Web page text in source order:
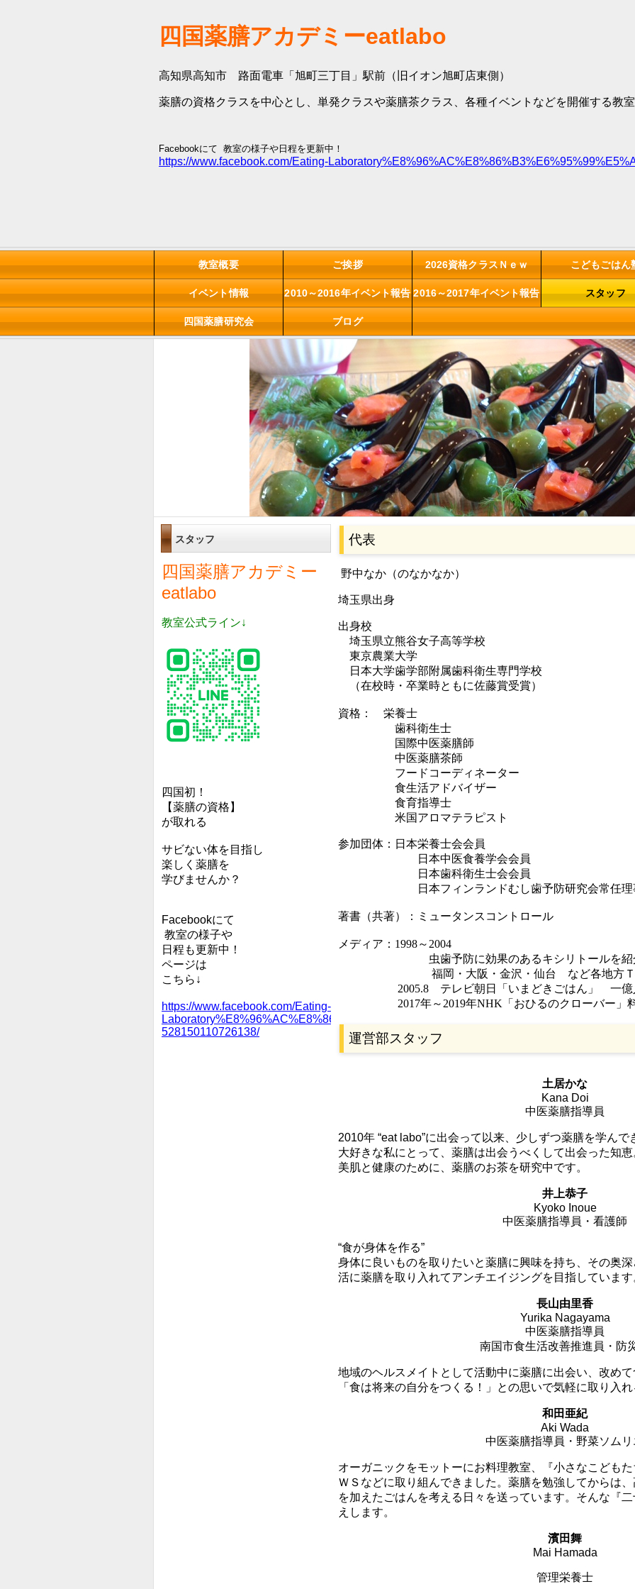
四国薬膳アカデミーeatlabo
高知県高知市 路面電車「旭町三丁目」駅前（旧イオン旭町店東側）
薬膳の資格クラスを中心とし、単発クラスや薬膳茶クラス、各種イベントなどを開催する教
Facebookにて 教室の様子や日程を更新中！
https://www.facebook.com/Eating-
教室概要 ご挨拶 2026資格クラスＮｅｗ こどもごはん
イベント情報 2010～2016年イベント報告 2016～2017年イベント報告 スタッフ
四国薬膳研究会 ブログ
代表
野中なか（のなかなか）
埼玉県出身
出身校
埼玉県立熊谷女子高等学校
東京農業大学
日本大学歯学部附属歯科衛生専門学校
（在校時・卒業時ともに佐藤賞受賞）
資格： 栄養士
歯科衛生士
国際中医薬膳師
中医薬膳茶師
フードコーディネーター
食生活アドバイザー
食育指導士
米国アロマテラピスト
参加団体：日本栄養士会会員
日本中医食養学会会員
日本歯科衛生士会会員
日本フィンランドむし歯予防研究会常任理
著書（共著）：ミュータンスコントロール
メディア： 1998～ 2004
虫歯予防に効果のあるキシリトールを紹介
福岡・大阪・金沢・仙台 など各地方ＴＶ
2005.8 テレビ朝日「いまどきごはん」 一億
2017年～2019年NHK「おひるのクローバー」料
運営部スタッフ
土居かな
Kana Doi
中医薬膳指導員
2010年 “eat labo”に出会って以来、少しずつ薬膳を学ん
大好きな私にとって、薬膳は出会うべくして出会った知
美肌と健康のために、薬膳のお茶を研究中です。
井上恭子
Kyoko Inoue
中医薬膳指導員・看護師
“食が身体を作る”
身体に良いものを取りたいと薬膳に興味を持ち、その奥
活に薬膳を取り入れてアンチエイジングを目指しています
長山由里香
Yurika Nagayama
中医薬膳指導員
南国市食生活改善推進員・防
地域のヘルスメイトとして活動中に薬膳に出会い、改め
「食は将来の自分をつくる！」との思いで気軽に取り入
和田亜紀
Aki Wada
中医薬膳指導員・野菜ソムリ
オーガニックをモットーにお料理教室、『小さなこども
ＷＳなどに取り組んできました。薬膳を勉強してからは
を加えたごはんを考える日々を送っています。そんな『
えします。
濱田舞
Mai Hamada
管理栄養士
スタッフ
四国薬膳アカデミー
eatlabo
教室公式ライン↓
四国初！
【薬膳の資格】
が取れる
サビない体を目指し
楽しく薬膳を
学びませんか？
Facebookにて
教室の様子や
日程も更新中！
ページは
こちら↓
https://www.facebook.com/Eating-
Laboratory%E8%96%AC%E8%86%B3%E6%95%99%E5%AE%A4-
528150110726138/